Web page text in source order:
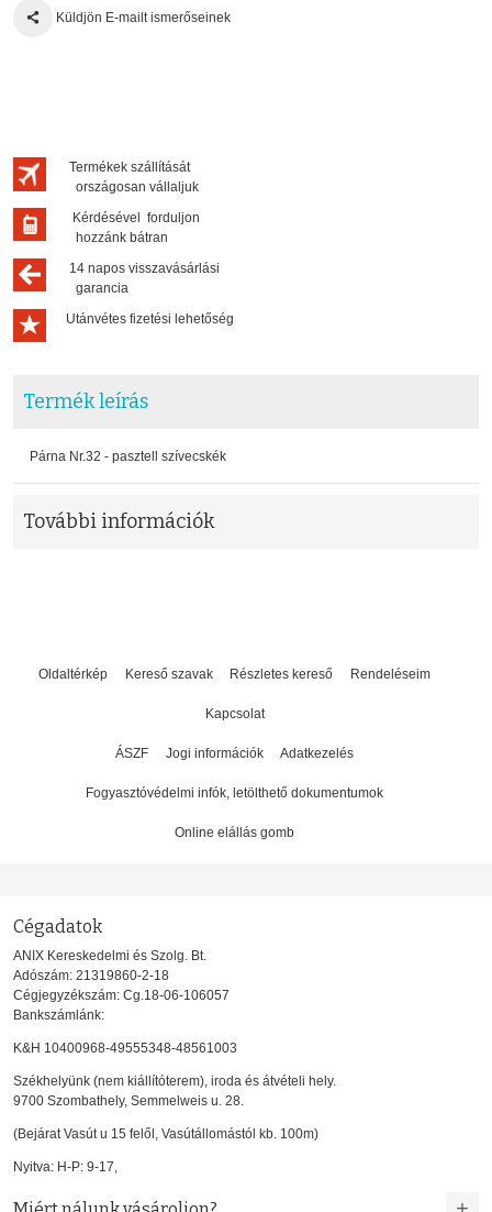
Küldjön E-mailt ismerőseinek
Termékek szállítását
országosan vállaljuk
Kérdésével forduljon
hozzánk bátran
14 napos visszavásárlási
garancia
Utánvétes fizetési lehetőség
Termék leírás
Párna Nr.32 - pasztell szívecskék
További információk
Oldaltérkép Kereső szavak Részletes kereső Rendeléseim
Kapcsolat
ÁSZF Jogi információk Adatkezelés
Fogyasztóvédelmi infók, letölthető dokumentumok
Online elállás gomb
Cégadatok
ANIX Kereskedelmi és Szolg. Bt.
Adószám: 21319860-2-18
Cégjegyzékszám: Cg.18-06-106057
Bankszámlánk:
K&H 10400968-49555348-48561003
Székhelyünk (nem kiállítóterem), iroda és átvételi hely.
9700 Szombathely, Semmelweis u. 28.
(Bejárat Vasút u 15 felől, Vasútállomástól kb. 100m)
Nyitva: H-P: 9-17,